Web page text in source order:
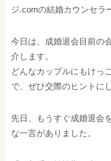
ジ.comの結婚カウンセラ
今日は、成婚退会目前の
介します。
どんなカップルにもけっ
で、ぜひ交際のヒントに
先日、もうすぐ成婚退会
な一言がありました。